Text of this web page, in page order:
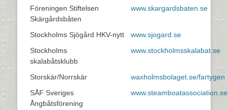
Föreningen Stiftelsen
Skärgårdsbåten
www.skargardsbaten.se
Stockholms Sjögård HKV-nytt
www.sjogard.se
Stockholms
skalabåtsklubb
www.stockholmsskalabat.se
Storskär/Norrskär
waxholmsbolaget.se/fartygen
SÅF Sveriges
Ångbåtsförening
www.steamboatassociation.se